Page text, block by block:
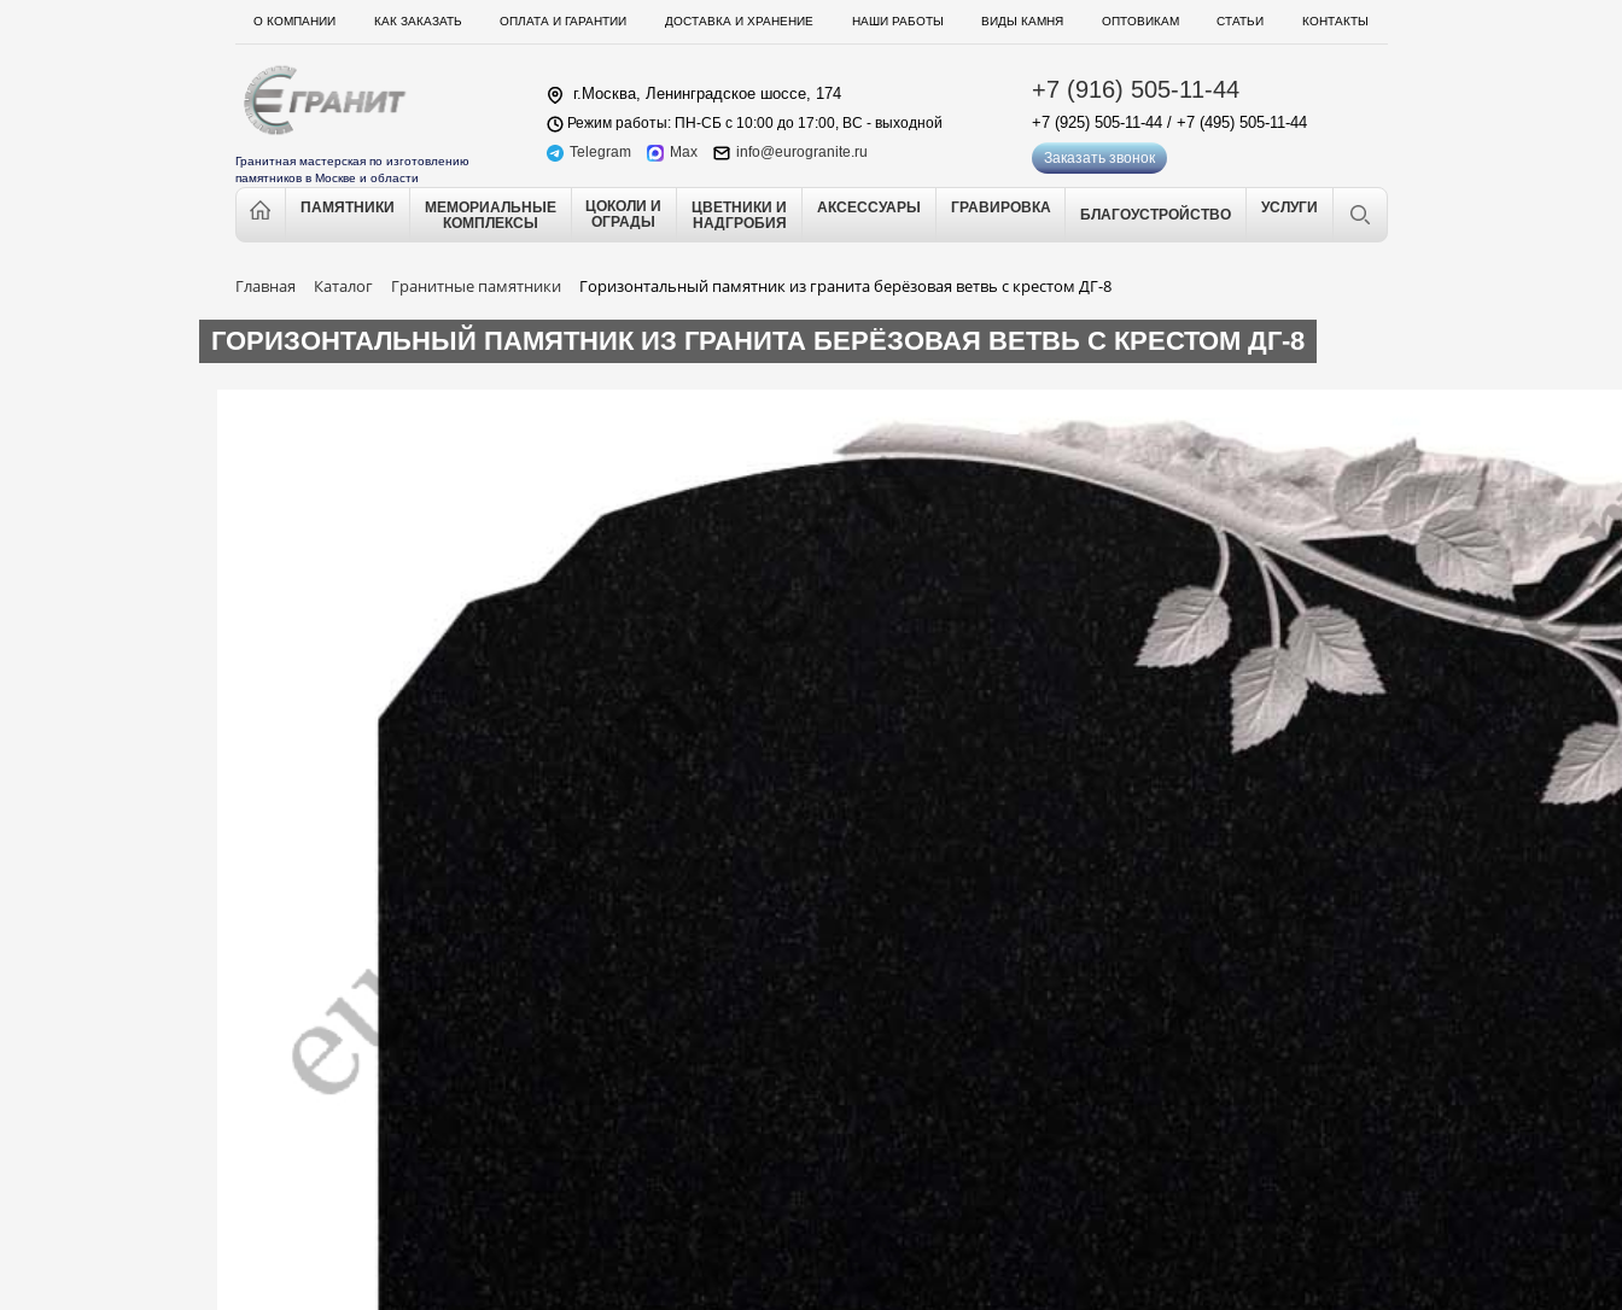
О КОМПАНИИ КАК ЗАКАЗАТЬ ОПЛАТА И ГАРАНТИИ ДОСТАВКА И ХРАНЕНИЕ НАШИ РАБОТЫ ВИДЫ КАМНЯ ОПТОВИКАМ СТАТЬИ КОНТАКТЫ
Гранитная мастерская по изготовлению
памятников в Москве и области
г.Москва, Ленинградское шоссе, 174
Режим работы: ПН-СБ с 10:00 до 17:00, ВС - выходной
Telegram
Max info@eurogranite.ru
+7 (916) 505-11-44
+7 (925) 505-11-44 / +7 (495) 505-11-44
Заказать звонок
ПАМЯТНИКИ
МЕМОРИАЛЬНЫЕ
КОМПЛЕКСЫ
ЦОКОЛИ И
ОГРАДЫ
ЦВЕТНИКИ И
НАДГРОБИЯ
АКСЕССУАРЫ ГРАВИРОВКА БЛАГОУСТРОЙСТВО УСЛУГИ
Главная Каталог Гранитные памятники Горизонтальный памятник из гранита берёзовая ветвь с крестом ДГ-8
ГОРИЗОНТАЛЬНЫЙ ПАМЯТНИК ИЗ ГРАНИТА БЕРЁЗОВАЯ ВЕТВЬ С КРЕСТОМ ДГ-8